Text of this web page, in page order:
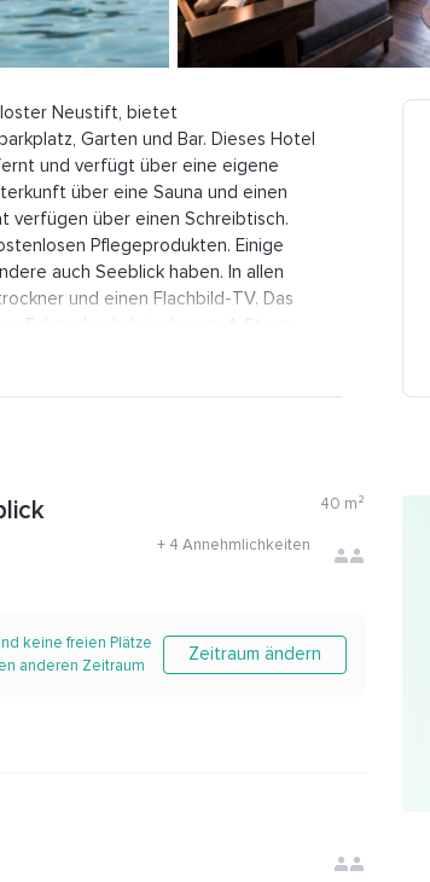
Neustift, bietet
Garten und Bar. Dieses Hotel
und verfügt über eine eigene
über eine Sauna und einen
verfügen über einen Schreibtisch.
Pflegeprodukten. Einige
auch Seeblick haben. In allen
und einen Flachbild-TV. Das
Fahrradverleih in diesem 4-Sterne-
Pharmaziemuseum. Der Flughafen
40 m²
+ 4 Annehmlichkeiten
keine freien Plätze
anderen Zeitraum
Zeitraum ändern